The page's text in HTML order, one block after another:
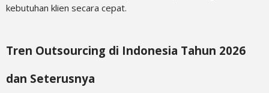
kebutuhan klien secara cepat.
Tren Outsourcing di Indonesia Tahun 2026
dan Seterusnya